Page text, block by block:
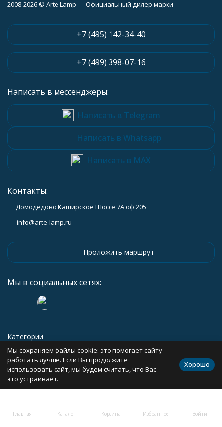
Главная Каталог Корзина Избранное Войти
2008-2026 © Arte Lamp — Официальный дилер марки
+7 (495) 142-34-40
+7 (499) 398-07-16
Написать в мессенджеры:
Написать в Telegram
Написать в Whatsapp
Написать в MAX
Контакты:
Домодедово Каширское Шоссе 7А оф 205
info@arte-lamp.ru
Проложить маршрут
Мы в социальных сетях:
Категории
Информация
Политика персональных данных Карта сайта
Мы сохраняем файлы cookie: это помогает сайту
работать лучше. Если Вы продолжите
использовать сайт, мы будем считать, что Вас
это устраивает.
Хорошо